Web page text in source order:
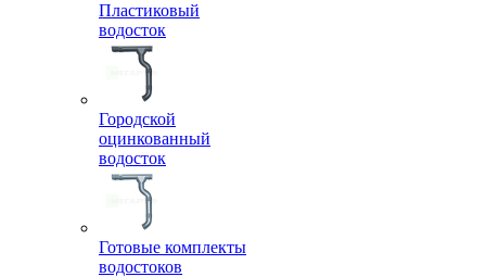
Пластиковый
водосток
Городской
оцинкованный
водосток
Готовые комплекты
водостоков